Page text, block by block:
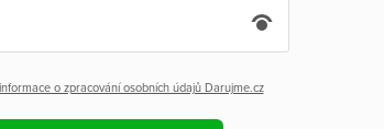
o zpracování osobních údajů Darujme.cz